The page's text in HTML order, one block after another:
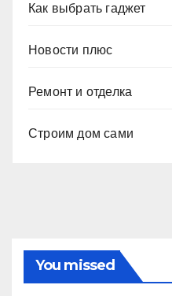
Как выбрать гаджет
Новости плюс
Ремонт и отделка
Строим дом сами
You missed